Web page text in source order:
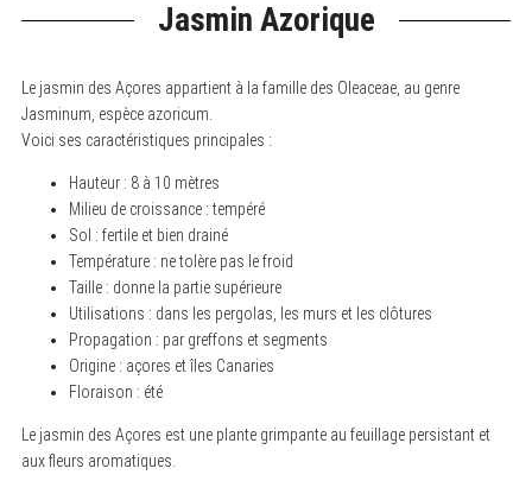
Jasmin Azorique
Le jasmin des Açores appartient à la famille des Oleaceae, au genre
Jasminum, espèce azoricum.
Voici ses caractéristiques principales :
Hauteur : 8 à 10 mètres
Milieu de croissance : tempéré
Sol : fertile et bien drainé
Température : ne tolère pas le froid
Taille : donne la partie supérieure
Utilisations : dans les pergolas, les murs et les clôtures
Propagation : par greffons et segments
Origine : açores et îles Canaries
Floraison : été
Le jasmin des Açores est une plante grimpante au feuillage persistant et
aux fleurs aromatiques.